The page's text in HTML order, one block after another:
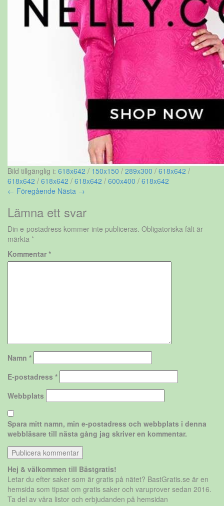
Bild tillgänglig i: 618x642 / 150x150 / 289x300 / 618x642 /
618x642 / 618x642 / 618x642 / 600x400 / 618x642
← Föregående Nästa →
Lämna ett svar
Din e-postadress kommer inte publiceras. Obligatoriska fält är
märkta *
Kommentar *
Namn *
E-postadress *
Webbplats
Spara mitt namn, min e-postadress och webbplats i denna
webbläsare till nästa gång jag skriver en kommentar.
Hej & välkommen till Bästgratis!
Letar du efter saker som är gratis på nätet? BastGratis.se är en
hemsida som tipsat om gratis saker och varuprover sedan 2016.
Ta del av våra listor och erbjudanden på hemsidan